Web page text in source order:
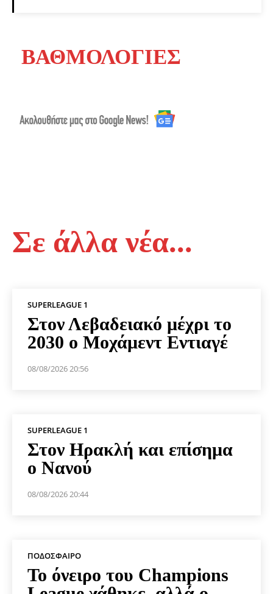
ΒΑΘΜΟΛΟΓΙΕΣ
Σε άλλα νέα...
SUPERLEAGUE 1
Στον Λεβαδειακό μέχρι το
2030 ο Μοχάμεντ Εντιαγέ
08/08/2026 20:56
SUPERLEAGUE 1
Στον Ηρακλή και επίσημα
ο Νανού
08/08/2026 20:44
ΠΟΔΌΣΦΑΙΡΟ
Το όνειρο του Champions